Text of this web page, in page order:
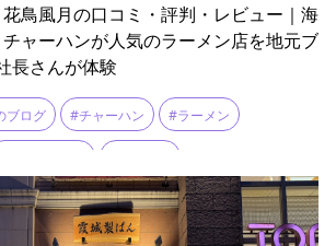
花鳥風月の口コミ・評判・レビュー｜海
ャーハンが人気のラーメン店を地元ブ
長さんが体験
ブログ #チャーハン #ラーメン